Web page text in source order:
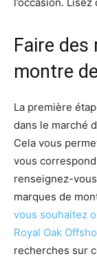
Faire des
montre
La première
dans le marché
Cela vous
vous
renseignez-
marques de
vous souhaitez
Royal Oak
recherches sur